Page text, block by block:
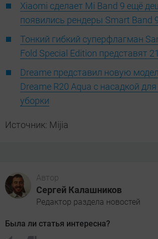
Xiaomi сделает Mi Band 9 ещё
появились рендеры Smart Band
Тонкий гибкий суперфлагман
Fold Special Edition представят
Dreame представил новую
Dreame R20 Aqua с насадкой
уборки
Источник: Mijia
Автор
Сергей Калашников
Редактор раздела новостей
Была ли статья интересна?